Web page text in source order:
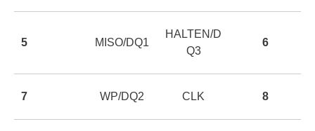
5 MISO/DQ1
HALTEN/D
Q3
6
7 WP/DQ2 CLK 8